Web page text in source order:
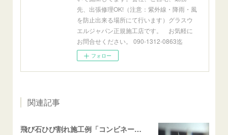
先、出張修理OK!（注意：紫外線・降雨・風
を防止出来る場所にて行います）グラスウ
エルジャパン正規施工店です。 お気軽に
お問合せください。 090-1312-0863迄
フォロー
関連記事
飛び石ひび割れ施工例「コンビネーション系・近接２箇所/キケンゾーン範囲」N BOX